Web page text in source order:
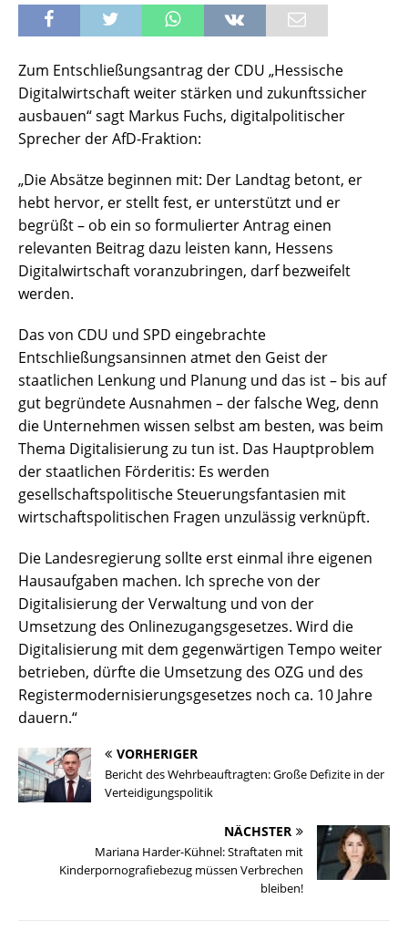
Zum Entschließungsantrag der CDU „Hessische
Digitalwirtschaft weiter stärken und zukunftssicher
ausbauen“ sagt Markus Fuchs, digitalpolitischer
Sprecher der AfD-Fraktion:
„Die Absätze beginnen mit: Der Landtag betont, er
hebt hervor, er stellt fest, er unterstützt und er
begrüßt – ob ein so formulierter Antrag einen
relevanten Beitrag dazu leisten kann, Hessens
Digitalwirtschaft voranzubringen, darf bezweifelt
werden.
Das von CDU und SPD eingebrachte
Entschließungsansinnen atmet den Geist der
staatlichen Lenkung und Planung und das ist – bis auf
gut begründete Ausnahmen – der falsche Weg, denn
die Unternehmen wissen selbst am besten, was beim
Thema Digitalisierung zu tun ist. Das Hauptproblem
der staatlichen Förderitis: Es werden
gesellschaftspolitische Steuerungsfantasien mit
wirtschaftspolitischen Fragen unzulässig verknüpft.
Die Landesregierung sollte erst einmal ihre eigenen
Hausaufgaben machen. Ich spreche von der
Digitalisierung der Verwaltung und von der
Umsetzung des Onlinezugangsgesetzes. Wird die
Digitalisierung mit dem gegenwärtigen Tempo weiter
betrieben, dürfte die Umsetzung des OZG und des
Registermodernisierungsgesetzes noch ca. 10 Jahre
dauern.“
VORHERIGER
Bericht des Wehrbeauftragten: Große Defizite in der
Verteidigungspolitik
NÄCHSTER
Mariana Harder-Kühnel: Straftaten mit
Kinderpornografiebezug müssen Verbrechen
bleiben!